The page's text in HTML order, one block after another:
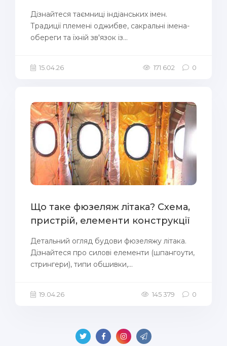
Дізнайтеся таємниці індіанських імен.
Традиції племені оджибве, сакральні імена-
обереги та їхній зв'язок із...
15.04.26 171 602 0
Що таке фюзеляж літака? Схема,
пристрій, елементи конструкції
Детальний огляд будови фюзеляжу літака.
Дізнайтеся про силові елементи (шпангоути,
стрингери), типи обшивки,...
19.04.26 145 379 0